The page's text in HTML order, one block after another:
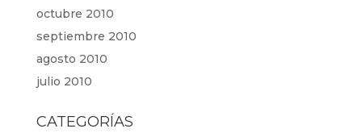
octubre 2010
septiembre 2010
agosto 2010
julio 2010
CATEGORÍAS